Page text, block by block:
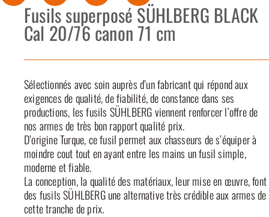
Fusils superposé SÜHLBERG BLACK
Cal 20/76 canon 71 cm
Sélectionnés avec soin auprès d’un fabricant qui répond aux
exigences de qualité, de fiabilité, de constance dans ses
productions, les fusils SÜHLBERG viennent renforcer l’offre de
nos armes de très bon rapport qualité prix.
D’origine Turque, ce fusil permet aux chasseurs de s’équiper à
moindre cout tout en ayant entre les mains un fusil simple,
moderne et fiable.
La conception, la qualité des matériaux, leur mise en œuvre, font
des fusils SÜHLBERG une alternative très crédible aux armes de
cette tranche de prix.